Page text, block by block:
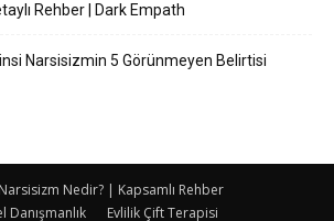
Rehber | Dark Empath
Narsisizmin 5 Görünmeyen Belirtisi
Narsisizm Nedir? | Kapsamlı Rehber
Danışmanlık
Evlilik Çift Terapisi